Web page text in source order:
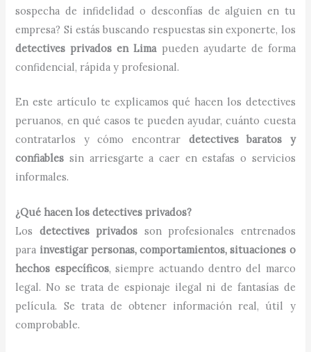
sospecha de infidelidad o desconfías de alguien en tu
empresa? Si estás buscando respuestas sin exponerte, los
detectives privados en Limapueden ayudarte de forma
confidencial, rápida y profesional.
En este artículo te explicamos qué hacen los detectives
peruanos, en qué casos te pueden ayudar, cuánto cuesta
contratarlos y cómo encontrar detectives baratos y
confiables sin arriesgarte a caer en estafas o servicios
informales.
¿Qué hacen los detectives privados?
Los detectives privados son profesionales entrenados
para investigar personas, comportamientos, situaciones o
hechos específicos, siempre actuando dentro del marco
legal. No se trata de espionaje ilegal ni de fantasías de
película. Se trata de obtener información real, útil y
comprobable.